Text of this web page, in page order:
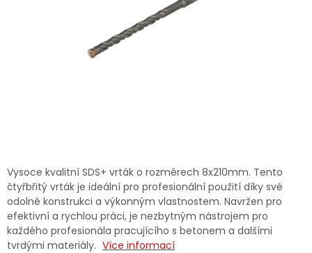
Autodoplňky
Fotovoltaika
Výprodej
Značky
Vysoce kvalitní SDS+ vrták o rozměrech 8x210mm. Tento
čtyřbřitý vrták je ideální pro profesionální použití díky své
odolné konstrukci a výkonným vlastnostem. Navržen pro
efektivní a rychlou práci, je nezbytným nástrojem pro
každého profesionála pracujícího s betonem a dalšími
tvrdými materiály. Více informací